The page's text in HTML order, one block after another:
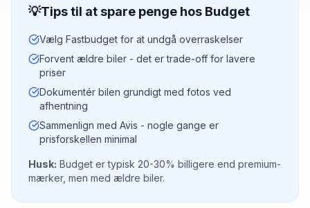
💡Tips til at spare penge hos Budget
Vælg Fastbudget for at undgå overraskelser
Forvent ældre biler - det er trade-off for lavere
priser
Dokumentér bilen grundigt med fotos ved
afhentning
Sammenlign med Avis - nogle gange er
prisforskellen minimal
Husk: Budget er typisk 20-30% billigere end premium-
mærker, men med ældre biler.